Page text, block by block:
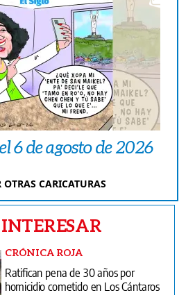
6 de agosto de 2026
OTRAS CARICATURAS
CRÓNICA ROJA
Ratifican pena de 30 años por
homicidio cometido en Los Cántaros